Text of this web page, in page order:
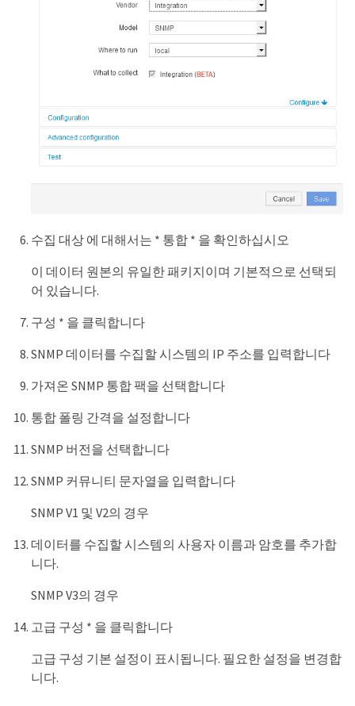
수집 대상 에 대해서는 * 통합 * 을 확인하십시오
이 데이터 원본의 유일한 패키지이며 기본적으로 선택되
어 있습니다.
구성 * 을 클릭합니다
SNMP 데이터를 수집할 시스템의 IP 주소를 입력합니다
가져온 SNMP 통합 팩을 선택합니다
통합 폴링 간격을 설정합니다
SNMP 버전을 선택합니다
SNMP 커뮤니티 문자열을 입력합니다
SNMP V1 및 V2의 경우
데이터를 수집할 시스템의 사용자 이름과 암호를 추가합
니다.
SNMP V3의 경우
고급 구성 * 을 클릭합니다
고급 구성 기본 설정이 표시됩니다. 필요한 설정을 변경합
니다.